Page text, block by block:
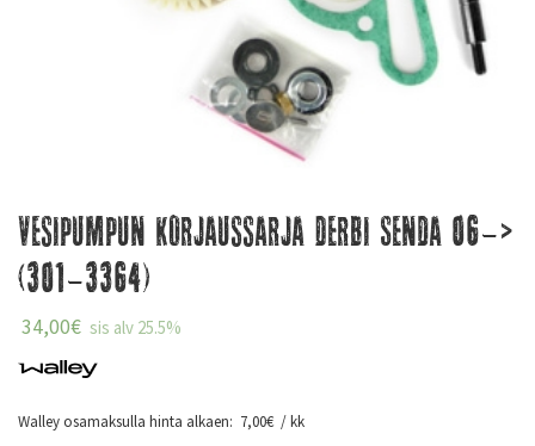
Vesipumpun korjaussarja Derbi Senda 06->
(301-3364)
34,00€ sis alv 25.5%
Walley osamaksulla hinta alkaen: 7,00€ / kk